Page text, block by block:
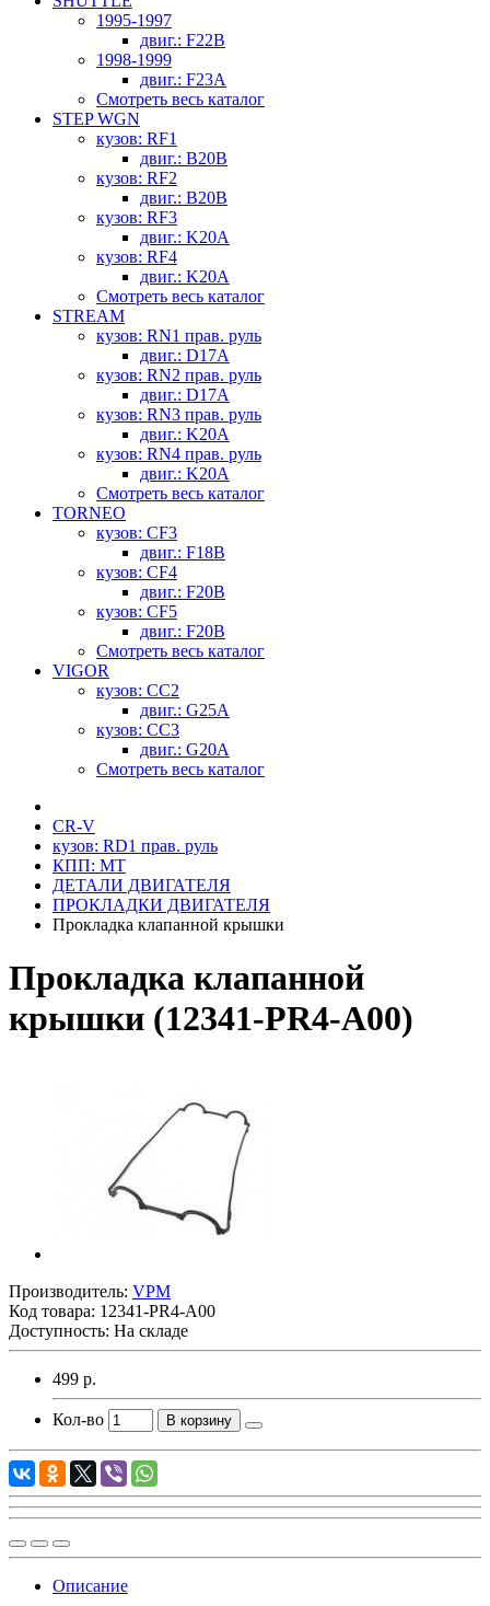
1995-1997
двиг.: F22B
1998-1999
двиг.: F23A
Смотреть весь каталог
STEP WGN
кузов: RF1
двиг.: B20B
кузов: RF2
двиг.: B20B
кузов: RF3
двиг.: K20A
кузов: RF4
двиг.: K20A
Смотреть весь каталог
STREAM
кузов: RN1 прав. руль
двиг.: D17A
кузов: RN2 прав. руль
двиг.: D17A
кузов: RN3 прав. руль
двиг.: K20A
кузов: RN4 прав. руль
двиг.: K20A
Смотреть весь каталог
TORNEO
кузов: CF3
двиг.: F18B
кузов: CF4
двиг.: F20B
кузов: CF5
двиг.: F20B
Смотреть весь каталог
VIGOR
кузов: CC2
двиг.: G25A
кузов: CC3
двиг.: G20A
Смотреть весь каталог
CR-V
кузов: RD1 прав. руль
КПП: MT
ДЕТАЛИ ДВИГАТЕЛЯ
ПРОКЛАДКИ ДВИГАТЕЛЯ
Прокладка клапанной крышки
Прокладка клапанной
крышки (12341-PR4-A00)
Производитель: VPM
Код товара: 12341-PR4-A00
Доступность: На складе
499 р.
Кол-во В корзину
Описание